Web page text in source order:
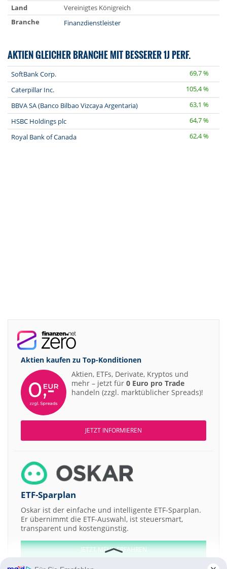
Land
Vereinigtes Königreich
Branche
Finanzdienstleister
AKTIEN GLEICHER BRANCHE MIT BESSERER 1J PERF.
SoftBank Corp.
69,7 %
Caterpillar Inc.
105,4 %
BBVA SA (Banco Bilbao Vizcaya Argentaria)
63,1 %
HSBC Holdings plc
64,7 %
Royal Bank of Canada
62,4 %
Aktien kaufen zu Top-Konditionen
Aktien, ETFs, Derivate, Kryptos und
mehr – jetzt für 0 Euro pro Trade
handeln (zzgl. marktüblicher Spreads)!
JETZT INFORMIEREN
ETF-Sparplan
Oskar ist der einfache und intelligente ETF-Sparplan.
Er übernimmt die ETF-Auswahl, ist steuersmart,
transparent und kostengünstig.
JETZT MEHR ERFAHREN